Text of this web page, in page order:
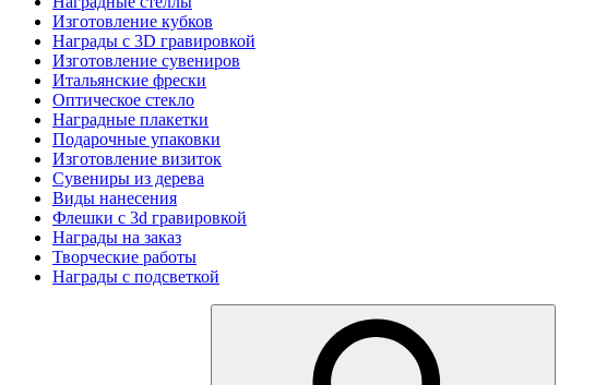
Изготовление кубков
Награды с 3D гравировкой
Изготовление сувениров
Итальянские фрески
Оптическое стекло
Наградные плакетки
Подарочные упаковки
Изготовление визиток
Сувениры из дерева
Виды нанесения
Флешки с 3d гравировкой
Награды на заказ
Творческие работы
Награды с подсветкой